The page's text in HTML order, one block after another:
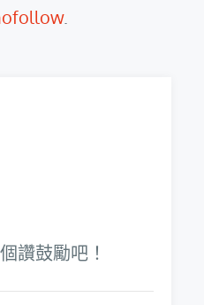
.
讚鼓勵吧！